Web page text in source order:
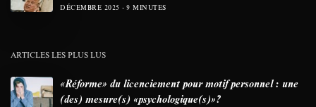
DÉCEMBRE 2025 9 MINUTES
ARTICLES LES PLUS LUS
«Réforme» du licenciement pour motif personnel : une
(des) mesure(s) «psychologique(s)»?